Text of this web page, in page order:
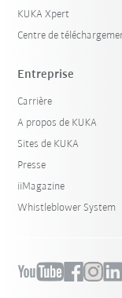
KUKA Xpert
Centre de
Entreprise
Carrière
A propos de KUKA
Sites de KUKA
Presse
iiMagazine
Whistleblower System